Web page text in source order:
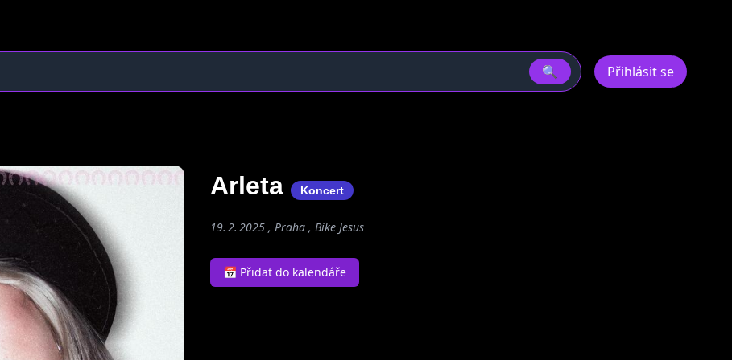
🔍 Přihlásit se
Arleta Koncert
19. 2. 2025 , Praha , Bike Jesus
📅 Přidat do kalendáře